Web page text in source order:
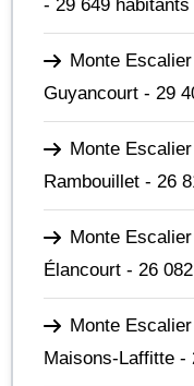
- 29 649 habitants
Monte
Guyancourt - 29
Monte
Rambouillet - 26
Monte
Élancourt - 26
Monte
Maisons-Laffitte -